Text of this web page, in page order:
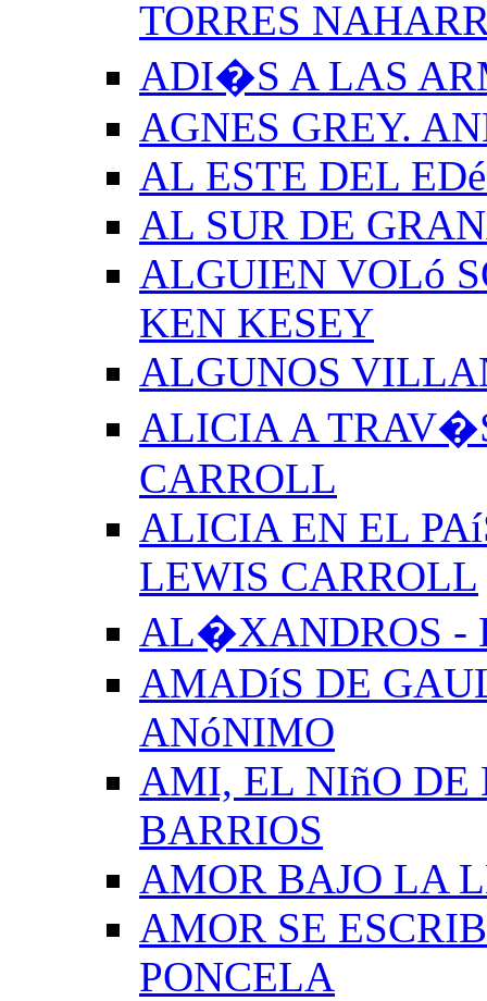
TORRES
ADI�S A LAS
AGNES GREY.
AL ESTE DEL
AL SUR DE
ALGUIEN VOLó
KEN KESEY
ALGUNOS
ALICIA A
CARROLL
ALICIA EN EL
LEWIS CARROLL
AL�XANDROS -
AMADíS DE
ANóNIMO
AMI, EL NIñO DE
BARRIOS
AMOR BAJO LA
AMOR SE
PONCELA